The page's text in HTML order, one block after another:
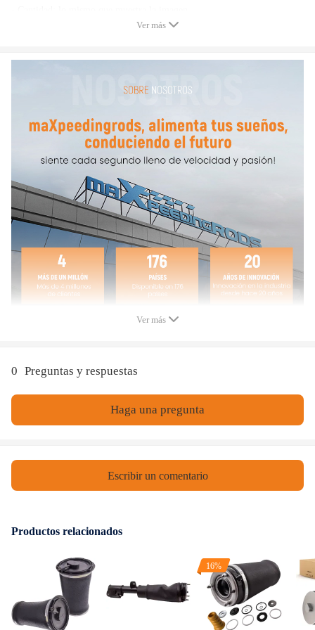
- Verifique el número de referencia OE / OEM antes de realizar la
compresor de aire original de su automóvil e iguala la calidad original.
- Certificación CE
- La instrucción no está incluida. Se recomienda la instalación
profesional.
- Contáctenos por favor para lo que podamos ayudar.
Ver más
Ver más
0 Preguntas y respuestas
Haga una pregunta
Escribir un comentario
Productos relacionados
16%